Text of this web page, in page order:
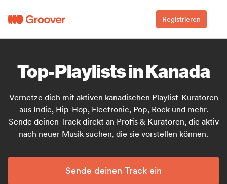
Registrieren
Top-Playlists in Kanada
Vernetze dich mit aktiven kanadischen Playlist-Kuratoren
aus Indie, Hip-Hop, Electronic, Pop, Rock und mehr.
Sende deinen Track direkt an Profis & Kuratoren, die aktiv
nach neuer Musik suchen, die sie vorstellen können.
Sende deinen Track ein